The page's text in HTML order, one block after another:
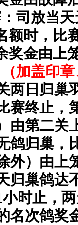
司放当
额时，比
奖金由上
（加盖印
两日归巢
赛终止，
由第二关
鸽归巢，
外）由上
归巢鸽达
小时止，
名次鸽奖